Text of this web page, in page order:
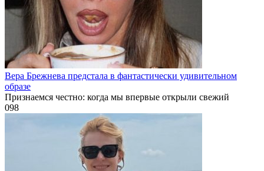
Вера Брежнева предстала в фантастически удивительном
образе
Признаемся честно: когда мы впервые открыли свежий
098